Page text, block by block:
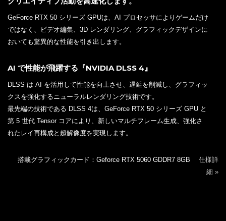
GeForce RTX 50 シリーズ GPUは、AI プロセッサによりゲームだけ
ではなく、ビデオ編集、3D レンダリング、グラフィックデザインに
おいても驚異的な性能を引き出します。
AI で性能が飛躍する『NVIDIA DLSS 4』
DLSS は AI を活用して性能を向上させ、遅延を削減し、グラフィッ
クスを強化するニューラルレンダリング技術です。
最先端の技術である DLSS 4は、GeForce RTX 50 シリーズ GPU と
第 5 世代 Tensor コアにより、新しいマルチフレーム生成、強化さ
れたレイ再構成と超解像度を実現します。
搭載グラフィックカード：Geforce RTX 5060 GDDR7 8GB 仕様詳
細 »